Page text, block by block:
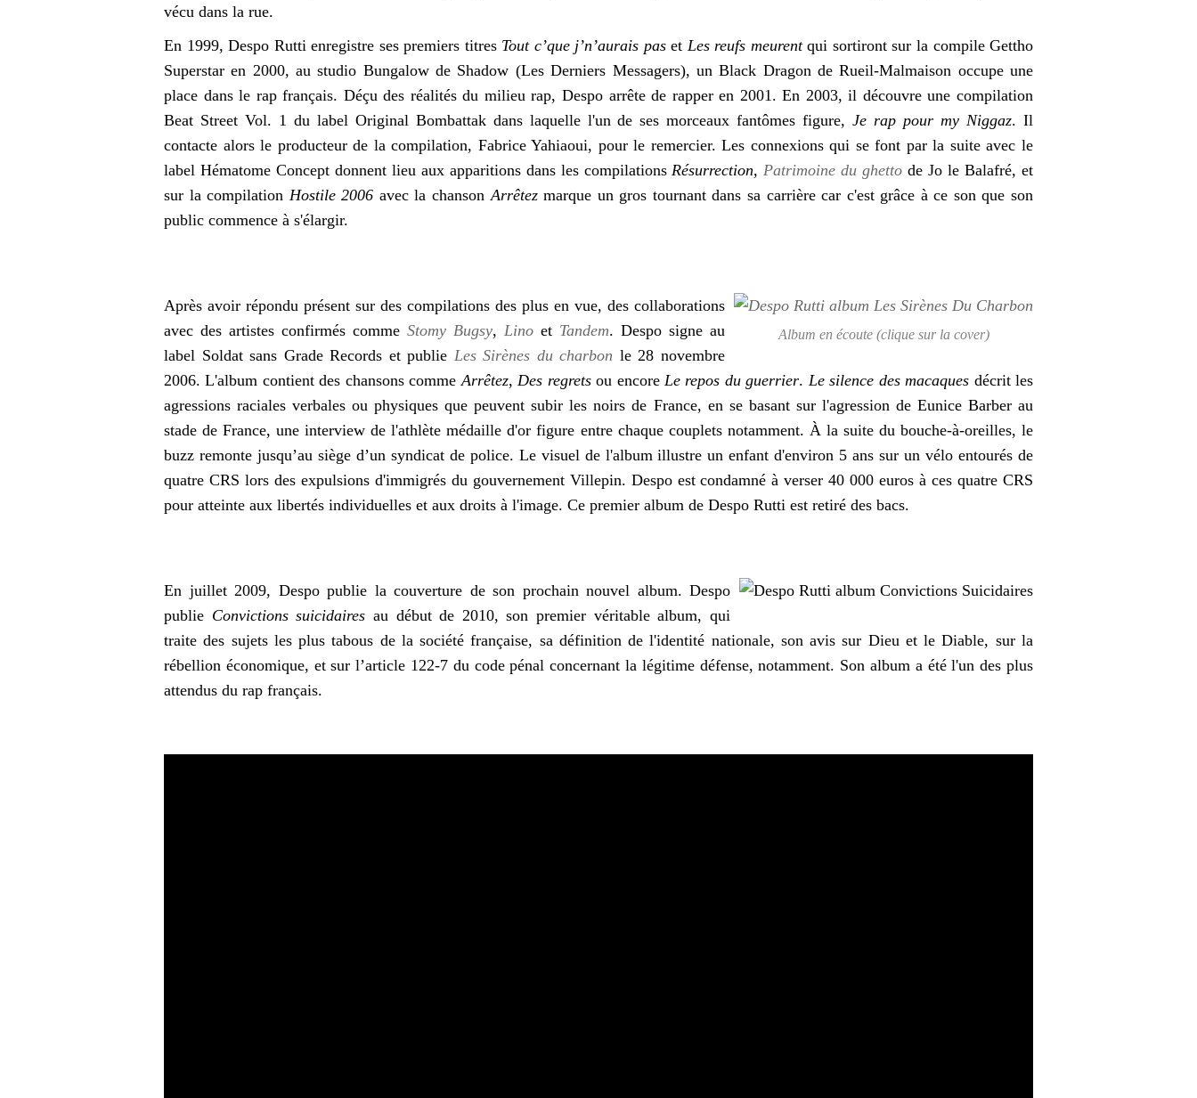
vécu dans la rue.
En 1999, Despo Rutti enregistre ses premiers titres Tout c’que j’n’aurais paset Les reufs meurentqui sortiront sur la compile Gettho
Superstar en 2000, au studio Bungalow de Shadow (Les Derniers Messagers), un Black Dragon de Rueil-Malmaison occupe une
place dans le rap français. Déçu des réalités du milieu rap, Despo arrête de rapper en 2001. En 2003, il découvre une compilation
Beat Street Vol. 1 du label Original Bombattak dans laquelle l'un de ses morceaux fantômes figure,Je rap pour my Niggaz. Il
contacte alors le producteur de la compilation, Fabrice Yahiaoui, pour le remercier. Les connexions qui se font par la suite avec le
label Hématome Concept donnent lieu aux apparitions dans les compilationsRésurrection,Patrimoine du ghetto de Jo le Balafré, et
sur la compilation Hostile 2006 avec la chansonArrêtezmarque un gros tournant dans sa carrière car c'est grâce à ce son que son
public commence à s'élargir.
Album en écoute (clique sur la cover)
Après avoir répondu présent sur des compilations des plus en vue, des collaborations
avec des artistes confirmés comme Stomy Bugsy, Lino et Tandem. Despo signe au
label Soldat sans Grade Records et publie Les Sirènes du charbon le28 novembre
2006. L'album contient des chansons commeArrêtez,Des regretsou encore Le repos du guerrier. Le silence des macaques décrit les
agressions raciales verbales ou physiques que peuvent subir les noirs de France, en se basant sur l'agression de Eunice Barber au
stade de France, une interview de l'athlète médaille d'or figure entre chaque couplets notamment. À la suite du bouche-à-oreilles, le
buzz remonte jusqu’au siège d’un syndicat de police. Le visuel de l'album illustre un enfant d'environ 5 ans sur un vélo entourés de
quatre CRS lors des expulsions d'immigrés du gouvernement Villepin. Despo est condamné à verser 40 000 euros à ces quatre CRS
pour atteinte aux libertés individuelles et aux droits à l'image. Ce premier album de Despo Rutti est retiré des bacs.
En juillet 2009, Despo publie la couverture de son prochain nouvel album. Despo
publie Convictions suicidaires au début de 2010, son premier véritable album, qui
traite des sujets les plus tabous de la société française, sa définition de l'identité nationale, son avis sur Dieu et le Diable, sur la
rébellion économique, et sur l’article 122-7 du code pénal concernant la légitime défense, notamment. Son album a été l'un des plus
attendus du rap français.